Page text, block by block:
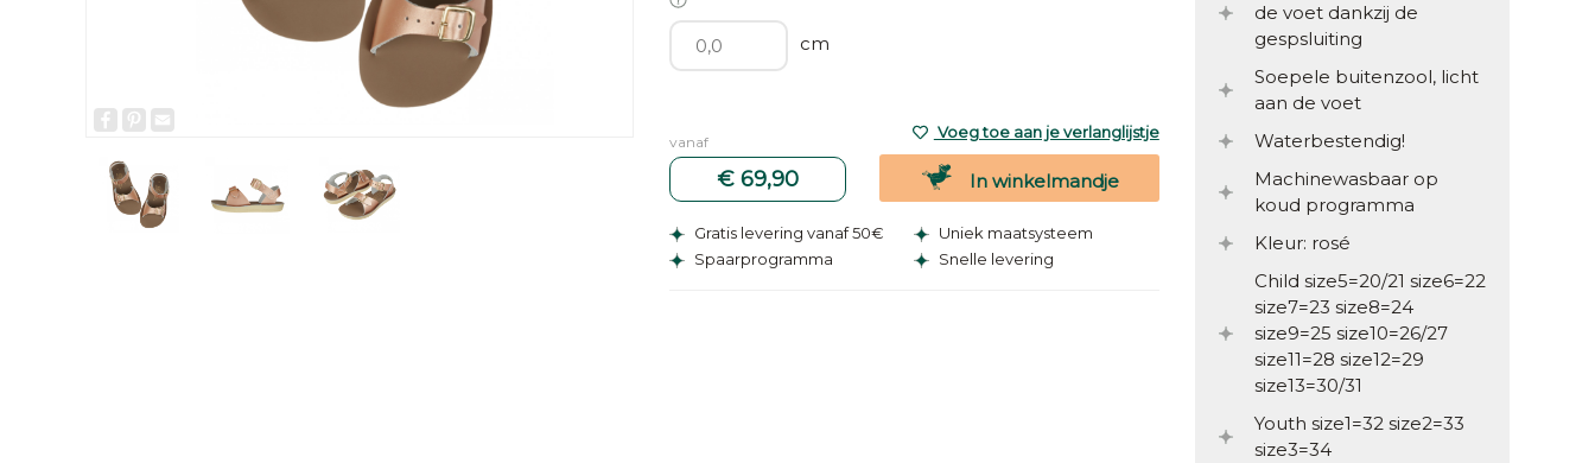
Facebook
Pinterest
cm
vanaf
€ 69,90
Voeg toe aan je verlanglijstje
In winkelmandje
Gratis levering vanaf 50€
Uniek maatsysteem
Spaarprogramma
Snelle levering
de voet dankzij de
gespsluiting
Soepele buitenzool, licht
aan de voet
Waterbestendig!
Machinewasbaar op
koud programma
Kleur: rosé
Child size5=20/21 size6=22
size7=23 size8=24
size9=25 size10=26/27
size11=28 size12=29
size13=30/31
Youth size1=32 size2=33
size3=34